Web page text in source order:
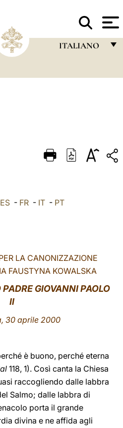
ITALIANO
DEUTSCH
العربيّة ES - FR - IT - PT
LA CANONIZZAZIONE
FAUSTYNA KOWALSKA
GIOVANNI PAOLO
II
30 aprile 2000
è buono, perché eterna
118, 1). Così canta la Chiesa
raccogliendo dalle labbra
Salmo; dalle labbra di
porta il grande
divina e ne affida agli